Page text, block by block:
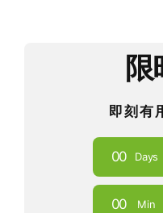
即刻有
00 Days
00 Min